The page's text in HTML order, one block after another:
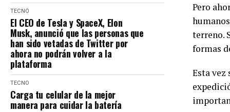
TECNO
El CEO de Tesla y SpaceX, Elon
Musk, anunció que las personas que
han sido vetadas de Twitter por
ahora no podrán volver a la
plataforma
TECNO
Carga tu celular de la mejor
manera para cuidar la batería
Pero
terreno.
formas
Esta